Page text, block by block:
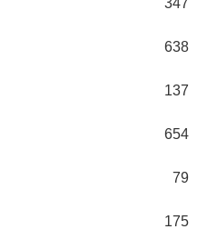
347
638
137
654
79
175